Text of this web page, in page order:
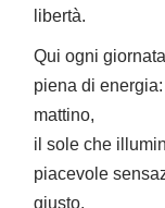
libertà.
Qui ogni
piena di
mattino,
il sole che
piacevole
giusto.